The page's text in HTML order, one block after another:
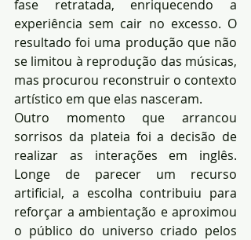
fase retratada, enriquecendo a
experiência sem cair no excesso. O
resultado foi uma produção que não
se limitou à reprodução das músicas,
mas procurou reconstruir o contexto
artístico em que elas nasceram.
Outro momento que arrancou
sorrisos da plateia foi a decisão de
realizar as interações em inglês.
Longe de parecer um recurso
artificial, a escolha contribuiu para
reforçar a ambientação e aproximou
o público do universo criado pelos